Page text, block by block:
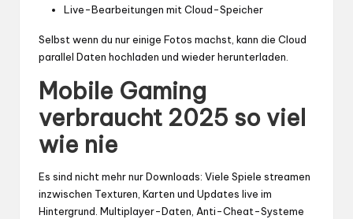
Live-Bearbeitungen mit Cloud-Speicher
Selbst wenn du nur einige Fotos machst, kann die Cloud
parallel Daten hochladen und wieder herunterladen.
Mobile Gaming
verbraucht 2025 so viel
wie nie
Es sind nicht mehr nur Downloads: Viele Spiele streamen
inzwischen Texturen, Karten und Updates live im
Hintergrund. Multiplayer-Daten, Anti-Cheat-Systeme